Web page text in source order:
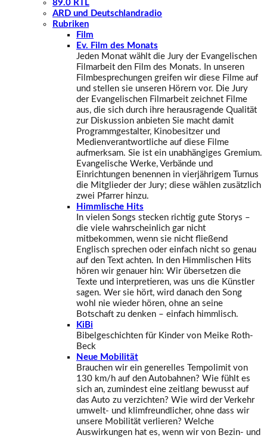
89.0 RTL
ARD und Deutschlandradio
Rubriken
Film
Ev. Film des Monats
Jeden Monat wählt die Jury der Evangelischen
Filmarbeit den Film des Monats. In unseren
Filmbesprechungen greifen wir diese Filme auf
und stellen sie unseren Hörern vor. Die Jury
der Evangelischen Filmarbeit zeichnet Filme
aus, die sich durch ihre herausragende Qualität
zur Diskussion anbieten Sie macht damit
Programmgestalter, Kinobesitzer und
Medienverantwortliche auf diese Filme
aufmerksam. Sie ist ein unabhängiges Gremium.
Evangelische Werke, Verbände und
Einrichtungen benennen in vierjährigem Turnus
die Mitglieder der Jury; diese wählen zusätzlich
zwei Pfarrer hinzu.
Himmlische Hits
In vielen Songs stecken richtig gute Storys –
die viele wahrscheinlich gar nicht
mitbekommen, wenn sie nicht fließend
Englisch sprechen oder einfach nicht so genau
auf den Text achten. In den Himmlischen Hits
hören wir genauer hin: Wir übersetzen die
Texte und interpretieren, was uns die Künstler
sagen. Wer sie hört, wird danach den Song
wohl nie wieder hören, ohne an seine
Botschaft zu denken – einfach himmlisch.
KiBi
Bibelgeschichten für Kinder von Meike Roth-
Beck
Neue Mobilität
Brauchen wir ein generelles Tempolimit von
130 km/h auf den Autobahnen? Wie fühlt es
sich an, zumindest eine zeitlang bewusst auf
das Auto zu verzichten? Wie wird der Verkehr
umwelt- und klimfreundlicher, ohne dass wir
unsere Mobilität verlieren? Welche
Auswirkungen hat es, wenn wir von Bezin- und